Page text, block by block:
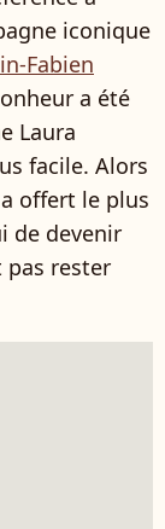
iconique
Fabien
a été
Laura
facile. Alors
offert le plus
de devenir
pas rester